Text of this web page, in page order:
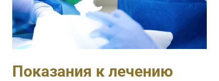
Показания к лечению